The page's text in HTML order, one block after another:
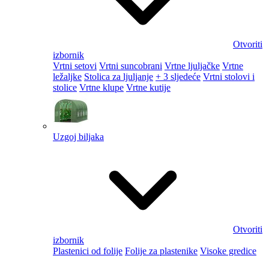
Otvoriti
izbornik
Vrtni setovi Vrtni suncobrani Vrtne ljuljačke Vrtne
ležaljke Stolica za ljuljanje + 3 sljedeće Vrtni stolovi i
stolice Vrtne klupe Vrtne kutije
Uzgoj biljaka
Otvoriti
izbornik
Plastenici od folije Folije za plastenike Visoke gredice